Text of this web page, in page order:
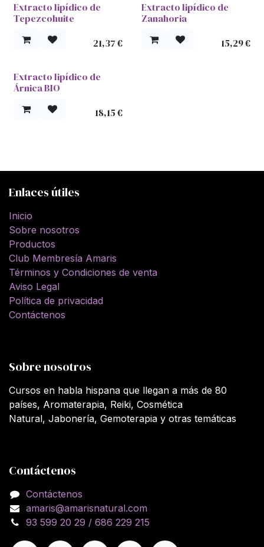
Extracto lipídico de
Tepezcohuite
21,37€
Extracto lipídico de
Zanahoria
15,29€
Extracto lipídico de
Árnica BIO
18,15€
Enlaces útiles
Inicio
Sobre nosotros
Productos
Club Membresía Amaris
Términos y Condiciones de venta
Aviso Legal
Política de privacidad
Contáctenos
Sobre nosotros
Cursos en habla hispana que llegan a más de 80
países, Aromaterapia, Reiki, Cosmética
Natural, Jabonería, Gemoterapia y otras temáticas
Contáctenos
Contáctenos
amaris@amarisnatural.com
93 599 20 29 / 686 229 215